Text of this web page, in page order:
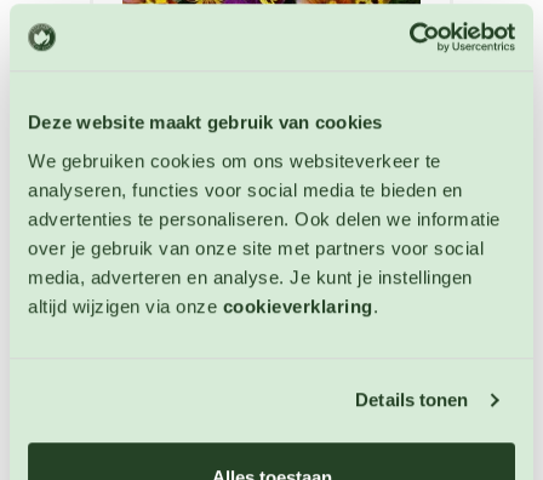
Deze website maakt gebruik van cookies
We gebruiken cookies om ons websiteverkeer te
analyseren, functies voor social media te bieden en
advertenties te personaliseren. Ook delen we informatie
over je gebruik van onze site met partners voor social
media, adverteren en analyse. Je kunt je instellingen
altijd wijzigen via onze cookieverklaring.
Details tonen
Viool Bambini mix
Viool zaden
Artikelnummer: 3955